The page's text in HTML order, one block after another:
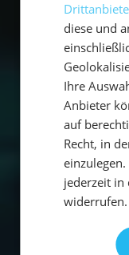
diese und
Ihre
Anbieter
auf
Recht, in
jederzeit in
widerrufen.